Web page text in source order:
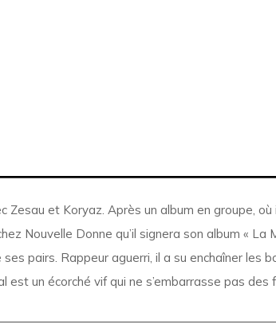
et Koryaz. Après un album en groupe,
Nouvelle Donne qu’il signera son album «
pairs. Rappeur aguerri, il a su enchaîner les
un écorché vif qui ne s’embarrasse pas des